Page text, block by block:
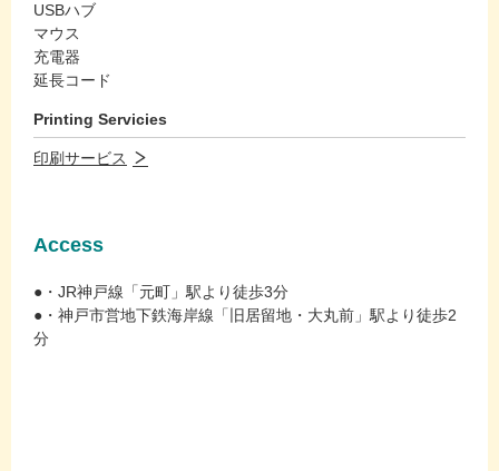
USBハブ
マウス
充電器
延長コード
Printing Servicies
印刷サービス
Access
●・JR神戸線「元町」駅より徒歩3分
●・神戸市営地下鉄海岸線「旧居留地・大丸前」駅より徒歩2
分